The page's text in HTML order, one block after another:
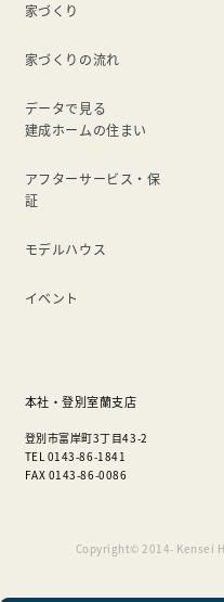
家づくり
家づくりの流れ
データで見る
建成ホームの住まい
アフターサービス・保
証
モデルハウス
イベント
本社・登別室蘭支店
登別市富岸町3丁目43-2
TEL 0143-86-1841
FAX 0143-86-0086
Copyright© 2014- Kensei